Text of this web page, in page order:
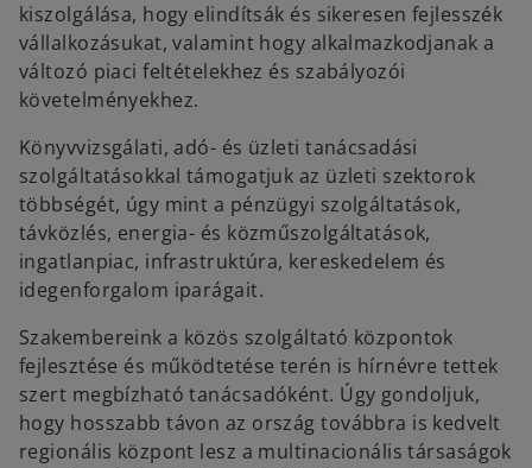
kiszolgálása, hogy elindítsák és sikeresen fejlesszék
vállalkozásukat, valamint hogy alkalmazkodjanak a
változó piaci feltételekhez és szabályozói
követelményekhez.
Könyvvizsgálati, adó- és üzleti tanácsadási
szolgáltatásokkal támogatjuk az üzleti szektorok
többségét, úgy mint a pénzügyi szolgáltatások,
távközlés, energia- és közműszolgáltatások,
ingatlanpiac, infrastruktúra, kereskedelem és
idegenforgalom iparágait.
Szakembereink a közös szolgáltató központok
fejlesztése és működtetése terén is hírnévre tettek
szert megbízható tanácsadóként. Úgy gondoljuk,
hogy hosszabb távon az ország továbbra is kedvelt
regionális központ lesz a multinacionális társaságok